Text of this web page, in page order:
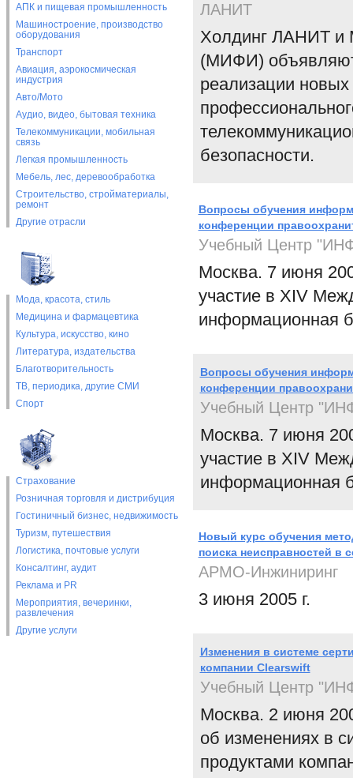
АПК и пищевая промышленность
Машиностроение, производство
оборудования
Транспорт
Авиация, аэрокосмическая
индустрия
Авто/Мото
Аудио, видео, бытовая техника
Телекоммуникации, мобильная
связь
Легкая промышленность
Мебель, лес, деревообработка
Строительство, стройматериалы,
ремонт
Другие отрасли
Мода, красота, стиль
Медицина и фармацевтика
Культура, искусство, кино
Литература, издательства
Благотворительность
ТВ, периодика, другие СМИ
Спорт
Страхование
Розничная торговля и дистрибуция
Гостиничный бизнес, недвижимость
Туризм, путешествия
Логистика, почтовые услуги
Консалтинг, аудит
Реклама и PR
Мероприятия, вечеринки,
развлечения
Другие услуги
ЛАНИТ
Холдинг ЛАНИТ и
(МИФИ) объявляют
реализации
безопасности.
Вопросы обучения
конференции
Учебный Центр
Москва. 7 июня
участие в XIV
информационная
Вопросы обучения
конференции
Учебный Центр
Москва. 7 июня
участие в XIV
информационная
Новый курс обучения
поиска неисправностей в
АРМО-Инжиниринг
3 июня 2005 г.
Изменения в системе
компании Clearswift
Учебный Центр
Москва. 2 июня
об изменениях в
продуктами